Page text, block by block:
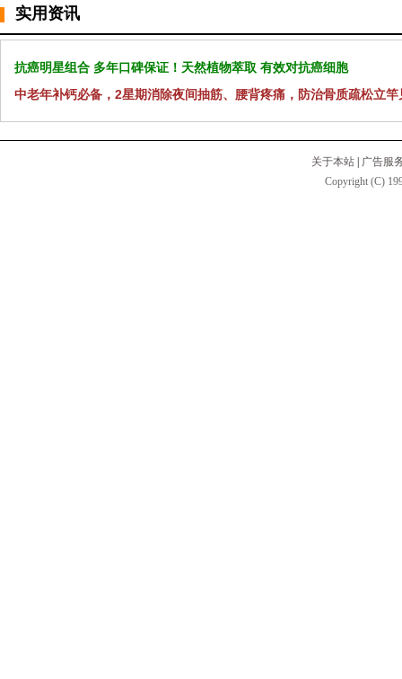
实用资讯
抗癌明星组合 多年口碑保证！天然植物萃取 有效对抗癌细胞
中老年补钙必备，2星期消除夜间抽筋、腰背疼痛，防治骨质疏松立竿
关于本站
广告服
Copyright (C)